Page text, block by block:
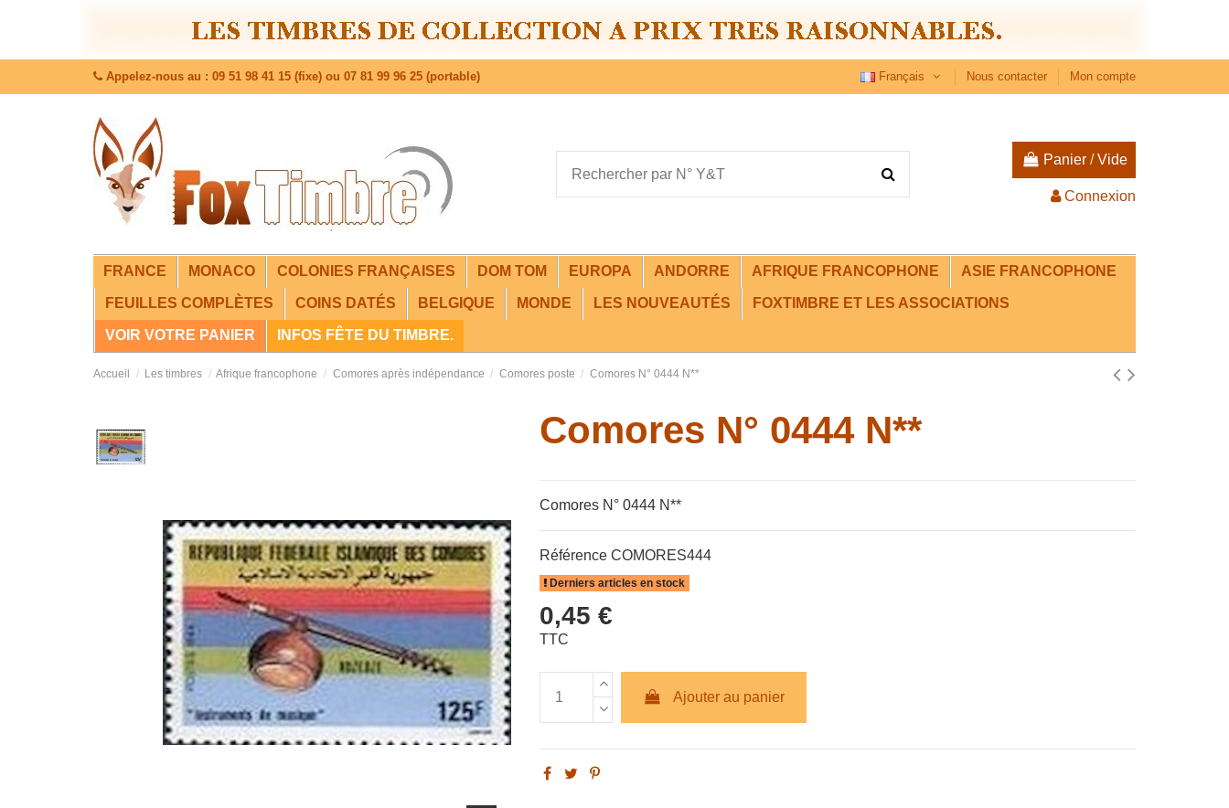
Appelez-nous au : 09 51 98 41 15 (fixe) ou 07 81 99 96 25 (portable) Français Nous contacter Mon compte
Panier /Vide
Connexion
FRANCE MONACO COLONIES FRANÇAISES DOM TOM EUROPA ANDORRE AFRIQUE FRANCOPHONE ASIE FRANCOPHONE
FEUILLES COMPLÈTES COINS DATÉS BELGIQUE MONDE LES NOUVEAUTÉS FOXTIMBRE ET LES ASSOCIATIONS
VOIR VOTRE PANIER INFOS FÊTE DU TIMBRE.
Accueil Les timbres Afrique francophone Comores après indépendance Comores poste Comores N° 0444 N**
Comores N° 0444 N**
Comores N° 0444 N**
Référence COMORES444
Derniers articles en stock
0,45 €
TTC
Ajouter au panier